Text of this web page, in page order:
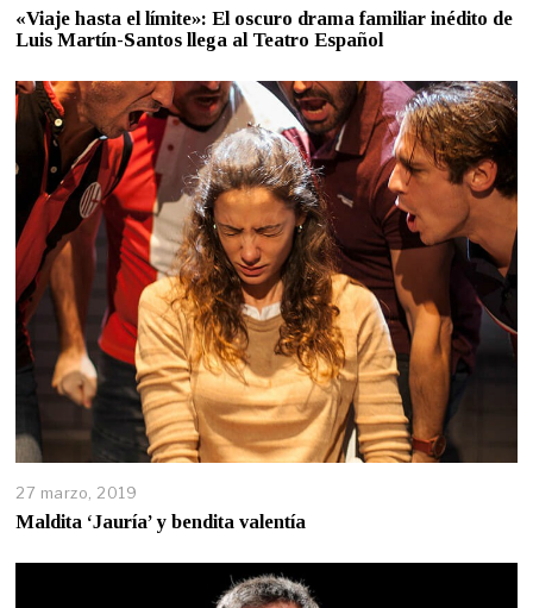
«Viaje hasta el límite»: El oscuro drama familiar inédito de
Luis Martín-Santos llega al Teatro Español
27 marzo, 2019
Maldita ‘Jauría’ y bendita valentía